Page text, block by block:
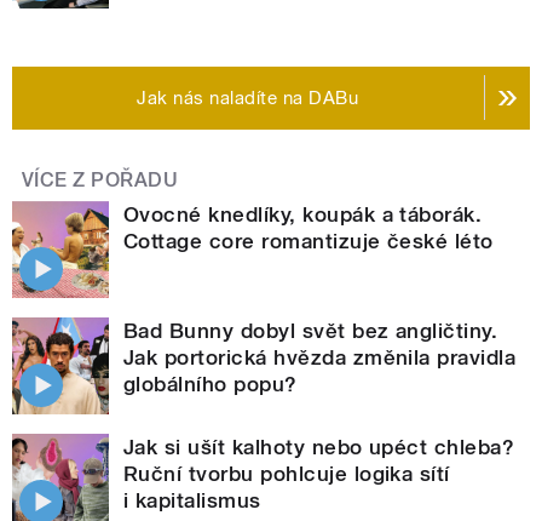
Jak nás naladíte na DABu
VÍCE Z POŘADU
Ovocné knedlíky, koupák a táborák.
Cottage core romantizuje české léto
Bad Bunny dobyl svět bez angličtiny.
Jak portorická hvězda změnila pravidla
globálního popu?
Jak si ušít kalhoty nebo upéct chleba?
Ruční tvorbu pohlcuje logika sítí
i kapitalismus